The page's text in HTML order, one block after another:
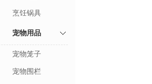
烹饪锅具
宠物用品
宠物笼子
宠物围栏